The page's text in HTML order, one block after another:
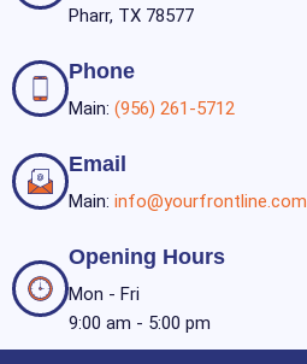
Pharr, TX 78577
Phone
Main: (956) 261-5712
Email
Main: info@yourfrontline.com
Opening Hours
Mon - Fri
9:00 am - 5:00 pm